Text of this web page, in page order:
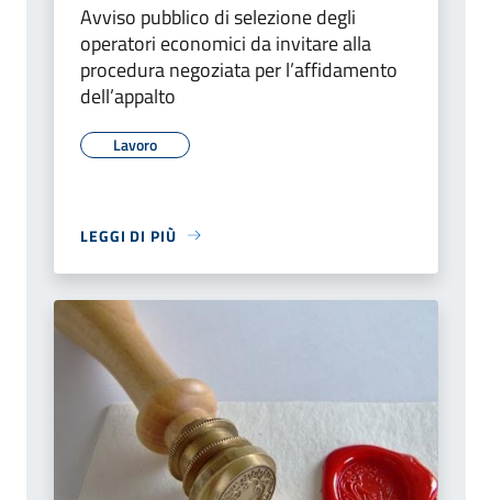
Avviso pubblico di selezione degli
operatori economici da invitare alla
procedura negoziata per l’affidamento
dell’appalto
Lavoro
LEGGI DI PIÙ